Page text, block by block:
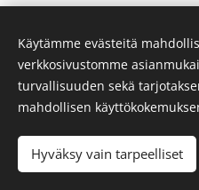
Käytämme evästeitä
verkkosivustomme
turvallisuuden sekä
mahdollisen
Hyväksy vain tarpeelliset